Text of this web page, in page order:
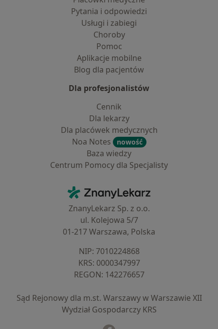
Pytania i odpowiedzi
Usługi i zabiegi
Choroby
Pomoc
Aplikacje mobilne
Blog dla pacjentów
Dla profesjonalistów
Cennik
Dla lekarzy
Dla placówek medycznych
Noa Notes
nowość
Baza wiedzy
Centrum Pomocy dla Specjalisty
ZnanyLekarz - Strona główna
ZnanyLekarz Sp. z o.o.
ul. Kolejowa 5/7
01-217 Warszawa, Polska
NIP: ⁠7010224868
KRS: ⁠0000347997
REGON: ⁠142276657
Sąd Rejonowy dla m.st. Warszawy w Warszawie XII
Wydział Gospodarczy KRS